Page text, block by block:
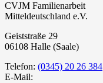
CVJM Familienarbeit
Mitteldeutschland e.V.
Geiststraße 29
06108 Halle (Saale)
Telefon: (0345) 20 26 384
E-Mail: